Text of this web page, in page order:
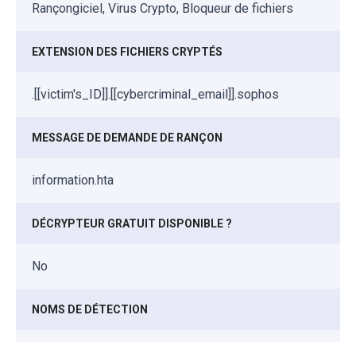
Rançongiciel, Virus Crypto, Bloqueur de fichiers
EXTENSION DES FICHIERS CRYPTÉS
.[[victim's_ID]].[[cybercriminal_email]].sophos
MESSAGE DE DEMANDE DE RANÇON
information.hta
DÉCRYPTEUR GRATUIT DISPONIBLE ?
No
NOMS DE DÉTECTION